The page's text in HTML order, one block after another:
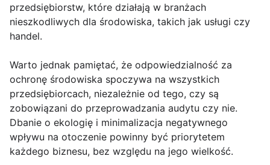
przedsiębiorstw, które działają w branżach
nieszkodliwych dla środowiska, takich jak usługi czy
handel.
Warto jednak pamiętać, że odpowiedzialność za
ochronę środowiska spoczywa na wszystkich
przedsiębiorcach, niezależnie od tego, czy są
zobowiązani do przeprowadzania audytu czy nie.
Dbanie o ekologię i minimalizacja negatywnego
wpływu na otoczenie powinny być priorytetem
każdego biznesu, bez względu na jego wielkość.